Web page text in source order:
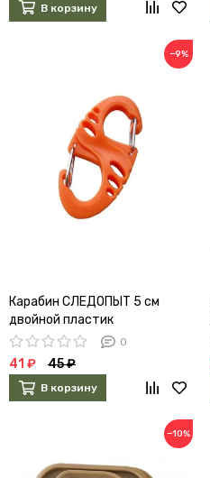
В корзину
−9%
Карабин СЛЕДОПЫТ 5 см
двойной пластик
0
41 ₽ 45 ₽
В корзину
−10%